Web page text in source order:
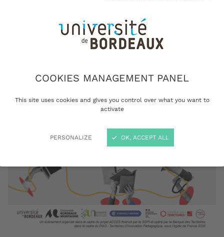
COOKIES MANAGEMENT PANEL
This site uses cookies and gives you control over what you want to
activate
PERSONALIZE OK, ACCEPT ALL
02 juin 2026 à 09h00 au 02 juin 2026 à